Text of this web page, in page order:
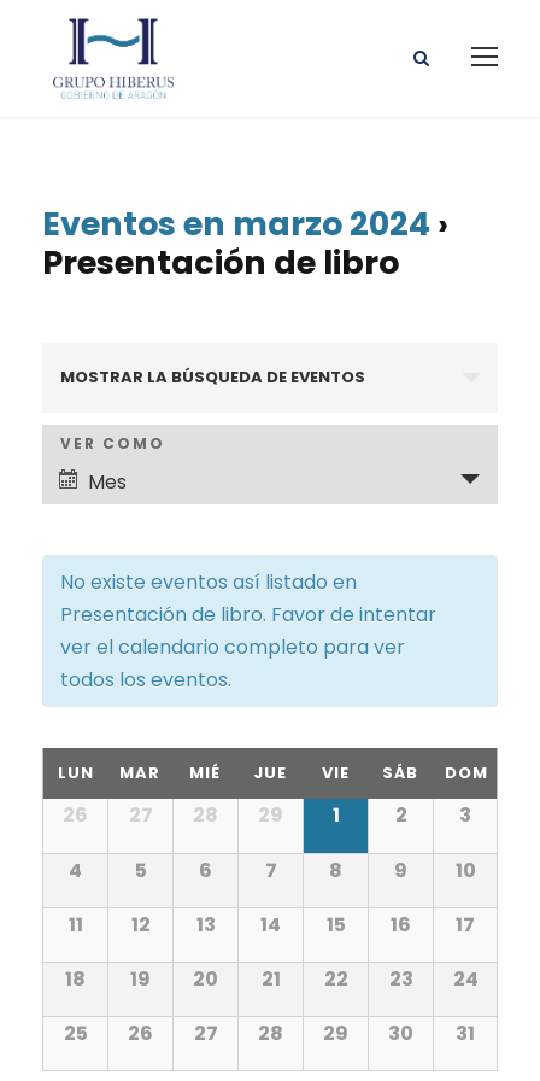
Eventos en marzo 2024 ›
Presentación de libro
N
a
v
e
g
a
c
ó
n
d
e
b
MOSTRAR LA BÚSQUEDA DE EVENTOS
N
a
v
e
g
a
c
n
d
e
VER COMO
Mes
No existe eventos así listado en
Presentación de libro. Favor de intentar
ver el calendario completo para ver
todos los eventos.
C
a
l
e
n
d
l
n
e
LUN MAR MIÉ JUE VIE SÁB DOM
26 27 28 29 1 2
3
4
5 6 7 8 9
10
11
12 13 14 15 16
17
18
19 20 21 22 23
24
25
26 27 28 29 30 31